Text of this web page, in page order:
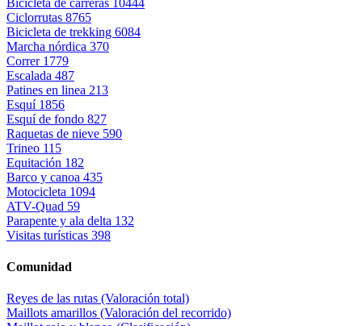
Ciclorrutas 8765
Bicicleta de trekking 6084
Marcha nórdica 370
Correr 1779
Escalada 487
Patines en linea 213
Esquí 1856
Esquí de fondo 827
Raquetas de nieve 590
Trineo 115
Equitación 182
Barco y canoa 435
Motocicleta 1094
ATV-Quad 59
Parapente y ala delta 132
Visitas turísticas 398
Comunidad
Reyes de las rutas (Valoración total)
Maillots amarillos (Valoración del recorrido)